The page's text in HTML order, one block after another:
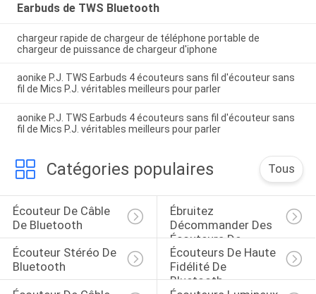
Earbuds de TWS Bluetooth
chargeur rapide de chargeur de téléphone portable de
chargeur de puissance de chargeur d'iphone
aonike P.J. TWS Earbuds 4 écouteurs sans fil d'écouteur sans
fil de Mics P.J. véritables meilleurs pour parler
aonike P.J. TWS Earbuds 4 écouteurs sans fil d'écouteur sans
fil de Mics P.J. véritables meilleurs pour parler
Catégories populaires Tous
Écouteur De Câble
De Bluetooth
Ébruitez
Décommander Des
Écouteurs De
Bluetooth
Écouteur Stéréo De
Bluetooth
Écouteurs De Haute
Fidélité De
Bluetooth